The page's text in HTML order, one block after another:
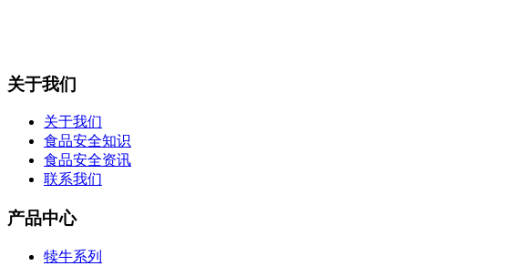
关于我们
关于我们
食品安全知识
食品安全资讯
联系我们
产品中心
犊牛系列